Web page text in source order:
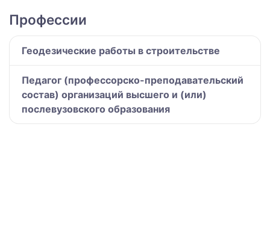
Профессии
Геодезические работы в строительстве
Педагог (профессорско-преподавательский
состав) организаций высшего и (или)
послевузовского образования